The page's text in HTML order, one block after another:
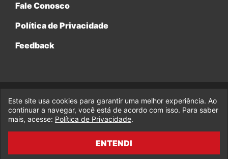
Fale Conosco
Política de Privacidade
Feedback
© 2017-2026 Legado da Marvel, uma empresa da Legado
Enterprises.
fabiolobo
Este site usa cookies para garantir uma melhor experiência. Ao
continuar a navegar, você está de acordo com isso. Para saber
mais, acesse: Política de Privacidade.
ENTENDI